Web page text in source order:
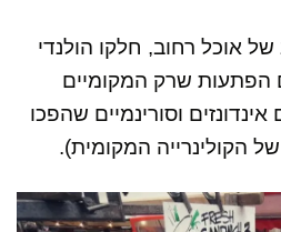
אוכל רחוב, חלקו הולנדי
הפתעות שרק המקומיים
וסורינמיים שהפכו
הקולינרייה המקומית).